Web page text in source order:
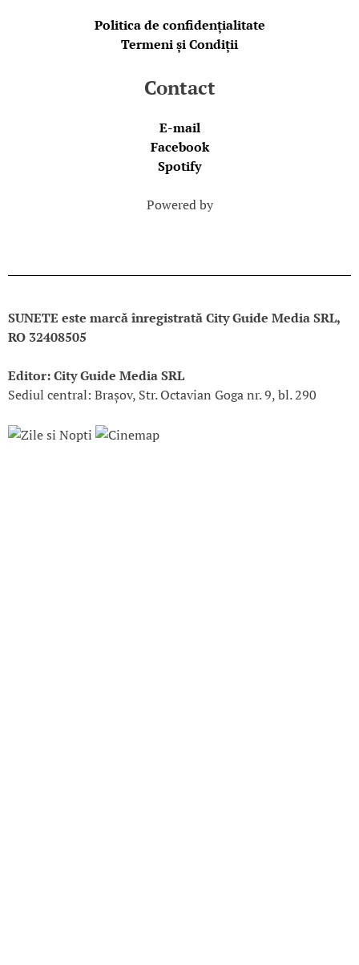
Politica de confidențialitate
Termeni și Condiții
Contact
E-mail
Facebook
Spotify
Powered by
SUNETE este marcă înregistrată City Guide Media SRL,
RO 32408505
Editor: City Guide Media SRL
Sediul central: Brașov, Str. Octavian Goga nr. 9, bl. 290